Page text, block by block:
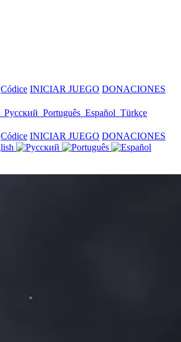
Códice INICIAR JUEGO DONACIONES
Русский Português Español Türkçe
Códice INICIAR JUEGO DONACIONES